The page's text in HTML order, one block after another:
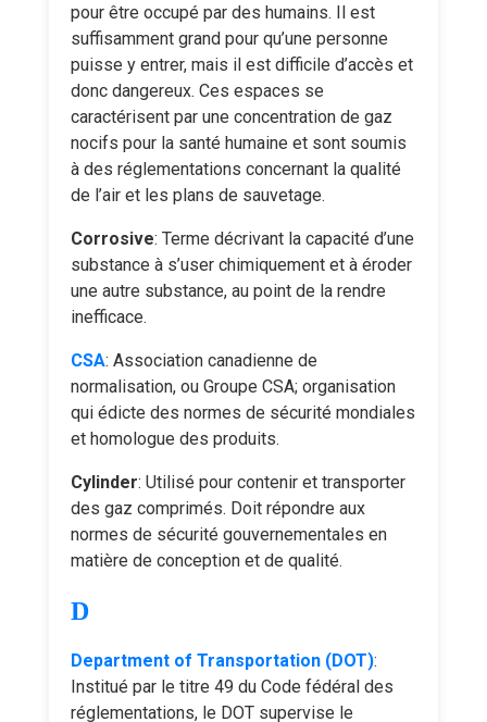
pour être occupé par des humains. Il est
suffisamment grand pour qu’une personne
puisse y entrer, mais il est difficile d’accès et
donc dangereux. Ces espaces se
caractérisent par une concentration de gaz
nocifs pour la santé humaine et sont soumis
à des réglementations concernant la qualité
de l’air et les plans de sauvetage.
Corrosive: Terme décrivant la capacité d’une
substance à s’user chimiquement et à éroder
une autre substance, au point de la rendre
inefficace.
CSA: Association canadienne de
normalisation, ou Groupe CSA; organisation
qui édicte des normes de sécurité mondiales
et homologue des produits.
Cylinder: Utilisé pour contenir et transporter
des gaz comprimés. Doit répondre aux
normes de sécurité gouvernementales en
matière de conception et de qualité.
D
Department of Transportation (DOT):
Institué par le titre 49 du Code fédéral des
réglementations, le DOT supervise le